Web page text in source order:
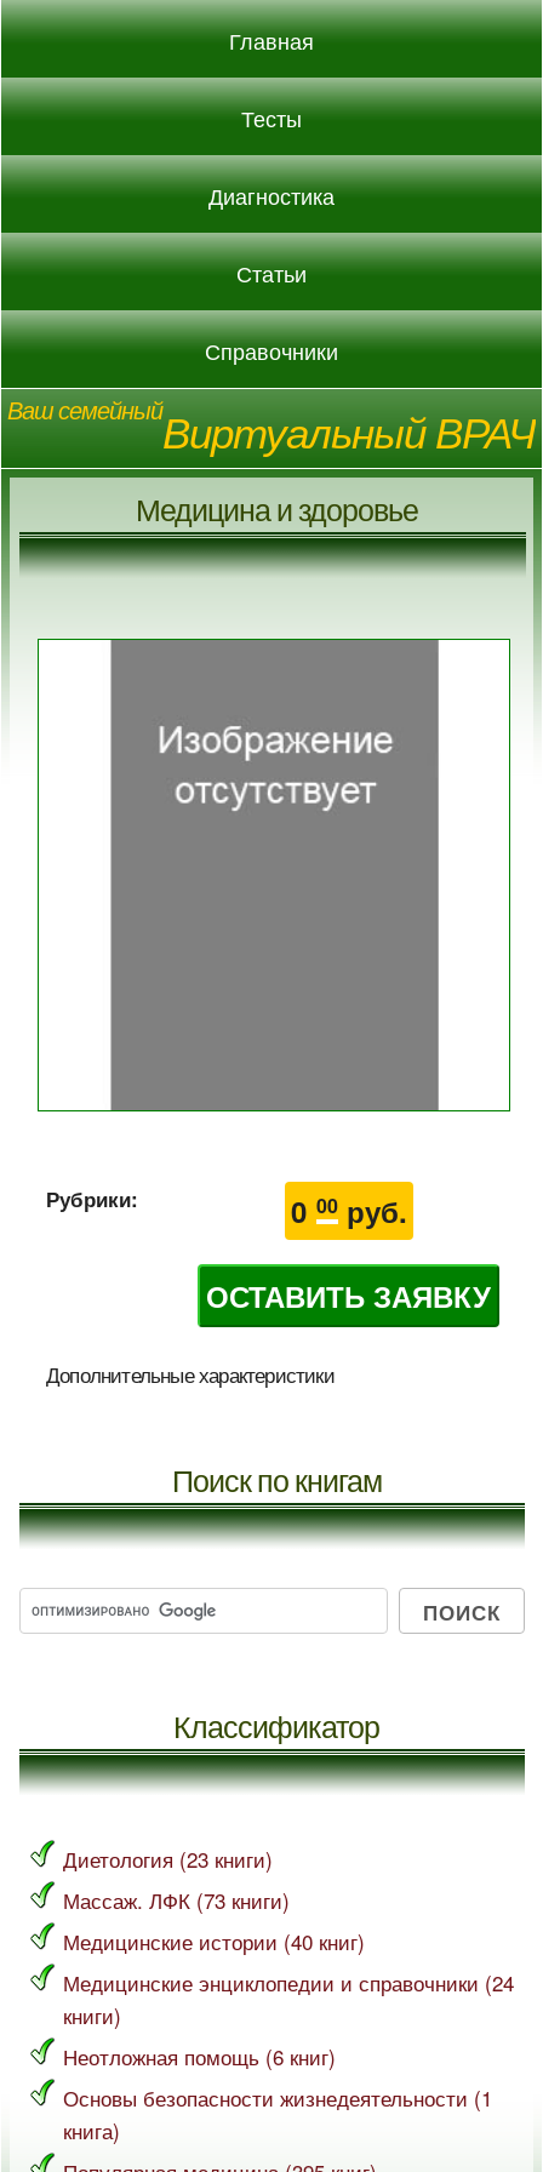
Главная
Тесты
Диагностика
Статьи
Справочники
Ваш семейныйВиртуальный ВРАЧ
Медицина и здоровье
0 00руб.
ОСТАВИТЬ ЗАЯВКУ
Рубрики:
Дополнительные характеристики
Поиск по книгам
Классификатор
Диетология (23 книги)
Массаж. ЛФК (73 книги)
Медицинские истории (40 книг)
Медицинские энциклопедии и справочники (24
книги)
Неотложная помощь (6 книг)
Основы безопасности жизнедеятельности (1
книга)